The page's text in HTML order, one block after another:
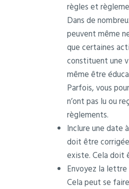
règles et
Dans de
peuvent même
que certaines
constituent une
même être
Parfois, vous
n’ont pas lu ou
règlements.
Inclure une date
doit être
existe. Cela doit
Envoyez la
Cela peut se